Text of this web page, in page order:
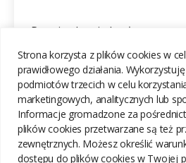
Strona korzysta z plików cookies w
prawidłowego działania.
podmiotów trzecich w celu
marketingowych, analitycznych lub
Informacje gromadzone za
plików cookies przetwarzane są też
zewnętrznych. Możesz określić
dostępu do plików cookies w Twojej
Potwierdzenie hasła